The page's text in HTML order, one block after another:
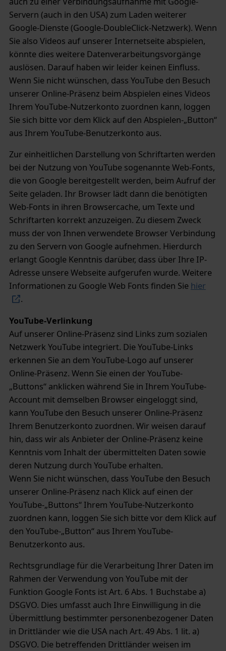
Servern (auch in den USA) zum Laden weiterer
Google-Dienste (Google-DoubleClick-Netzwerk). Wenn
Sie also Videos auf unserer Internetseite abspielen,
könnte dies weitere Datenverarbeitungsvorgänge
auslösen. Darauf haben wir leider keinen Einfluss.
Wenn Sie nicht wünschen, dass YouTube den Besuch
unserer Online-Präsenz beim Abspielen eines Videos
Ihrem YouTube-Nutzerkonto zuordnen kann, loggen
Sie sich bitte vor dem Klick auf den Abspielen-„Button“
aus Ihrem YouTube-Benutzerkonto aus.
Zur einheitlichen Darstellung von Schriftarten werden
bei der Nutzung von YouTube sogenannte Web-Fonts,
die von Google bereitgestellt werden, beim Aufruf der
Seite geladen. Ihr Browser lädt dann die benötigten
Web-Fonts in ihren Browsercache, um Texte und
Schriftarten korrekt anzuzeigen. Zu diesem Zweck
muss der von Ihnen verwendete Browser Verbindung
zu den Servern von Google aufnehmen. Hierdurch
erlangt Google Kenntnis darüber, dass über Ihre IP-
Adresse unsere Webseite aufgerufen wurde. Weitere
Informationen zu Google Web Fonts finden Sie hier
.
YouTube-Verlinkung
Auf unserer Online-Präsenz sind Links zum sozialen
Netzwerk YouTube integriert. Die YouTube-Links
erkennen Sie an dem YouTube-Logo auf unserer
Online-Präsenz. Wenn Sie einen der YouTube-
„Buttons“ anklicken während Sie in Ihrem YouTube-
Account mit demselben Browser eingeloggt sind,
kann YouTube den Besuch unserer Online-Präsenz
Ihrem Benutzerkonto zuordnen. Wir weisen darauf
hin, dass wir als Anbieter der Online-Präsenz keine
Kenntnis vom Inhalt der übermittelten Daten sowie
deren Nutzung durch YouTube erhalten.
Wenn Sie nicht wünschen, dass YouTube den Besuch
unserer Online-Präsenz nach Klick auf einen der
YouTube-„Buttons“ Ihrem YouTube-Nutzerkonto
zuordnen kann, loggen Sie sich bitte vor dem Klick auf
den YouTube-„Button“ aus Ihrem YouTube-
Benutzerkonto aus.
Rechtsgrundlage für die Verarbeitung Ihrer Daten im
Rahmen der Verwendung von YouTube mit der
Funktion Google Fonts ist Art. 6 Abs. 1 Buchstabe a)
DSGVO. Dies umfasst auch Ihre Einwilligung in die
Übermittlung bestimmter personenbezogener Daten
in Drittländer wie die USA nach Art. 49 Abs. 1 lit. a)
DSGVO. Die betreffenden Drittländer weisen im